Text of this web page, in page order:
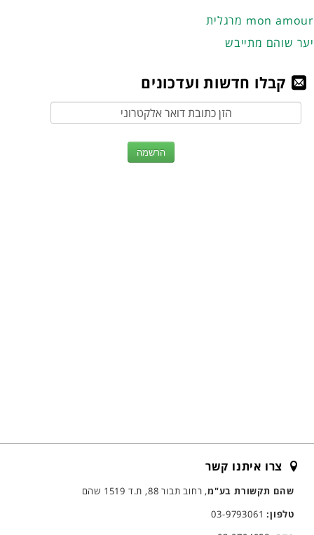
מרגלית mon amour
יער שוהם מתייבש
קבלו חדשות ועדכונים
צרו איתנו קשר
שהם תקשורת בע"מ, רחוב תבור 88, ת.ד 1519 שהם
טלפון:03-9793061